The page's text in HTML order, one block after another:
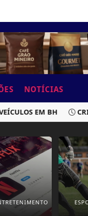
NOTÍCIAS
EM BH